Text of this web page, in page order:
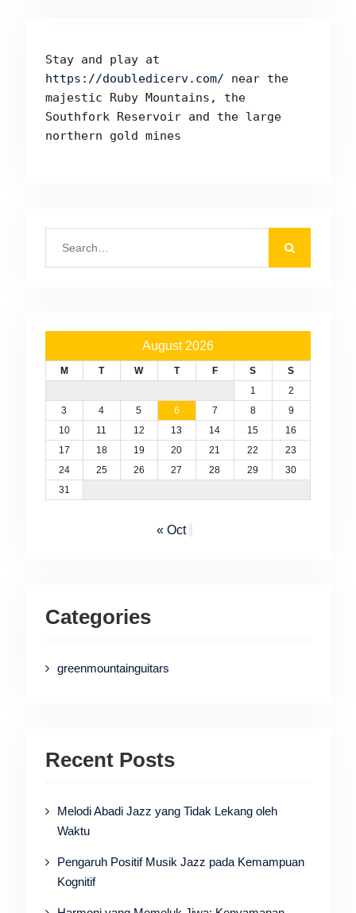
https://doubledicerv.com/ near the
majestic Ruby Mountains, the
Southfork Reservoir and the large
northern gold mines
August 2026
M T W T F S
S
1
2
3
4 5 6 7 8
9
10
11 12 13 14 15
16
17
18 19 20 21 22
23
24
25 26 27 28 29
30
31
« Oct
Categories
greenmountainguitars
Recent Posts
Melodi Abadi Jazz yang Tidak Lekang oleh
Waktu
Pengaruh Positif Musik Jazz pada Kemampuan
Kognitif